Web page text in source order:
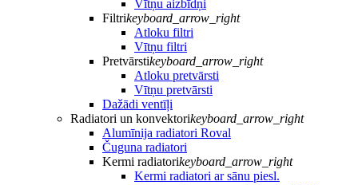
Vītņu aizbīdņi
Filtrikeyboard_arrow_right
Atloku filtri
Vītņu filtri
Pretvārstikeyboard_arrow_right
Atloku pretvārsti
Vītņu pretvārsti
Dažādi ventīļi
Radiatori un konvektorikeyboard_arrow_right
Alumīnija radiatori Roval
Čuguna radiatori
Kermi radiatorikeyboard_arrow_right
Kermi radiatori ar sānu piesl.